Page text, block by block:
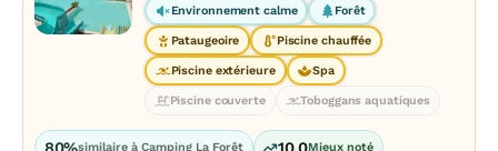
Environnement calme Forêt
Pataugeoire Piscine chauffée
Piscine extérieure Spa
Piscine couverte Toboggans aquatiques
80%similaire à Camping La Forêt 10.0Mieux noté